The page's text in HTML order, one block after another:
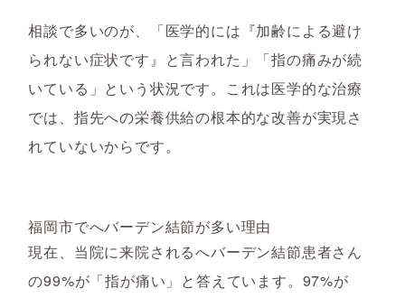
相談で多いのが、「医学的には『加齢による避け
られない症状です』と言われた」「指の痛みが続
いている」という状況です。これは医学的な治療
では、指先への栄養供給の根本的な改善が実現さ
れていないからです。
福岡市でへバーデン結節が多い理由
現在、当院に来院されるへバーデン結節患者さん
の99%が「指が痛い」と答えています。97%が